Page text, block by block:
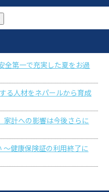
全第一で充実した夏をお過
る人材をネパールから育成
計への影響は今後さらに
健康保険証の利用終了に